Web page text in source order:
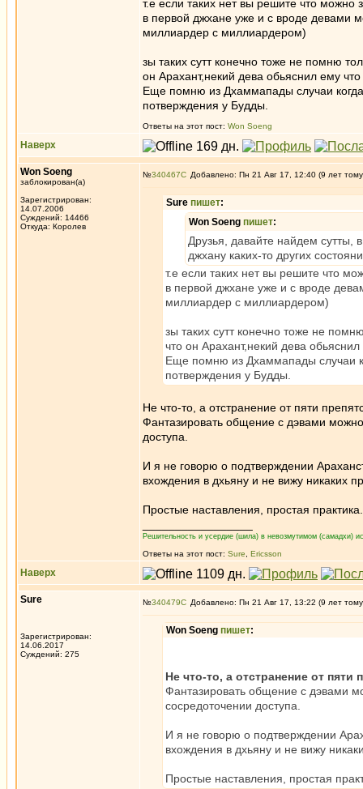
т.е если таких нет вы решите что можно
в первой джхане уже и с вроде девами
миллиардер с миллиардером)
зы таких сутт конечно тоже не помню
он Арахант,некий дева обьяснил ему что
Еще помню из Дхаммапады случаи
потверждения у Будды.
Ответы на этот пост: Won Soeng
Наверх
Won Soeng
заблокирован(а)
Зарегистрирован:
14.07.2006
Суждений: 14466
Откуда: Королев
№340467 Добавлено: Пн 21 Авг 17, 12:40 (9 лет
Sure пишет:
Won Soeng пишет:
Друзья, давайте найдем сутты,
джхану каких-то других
т.е если таких нет вы решите что
в первой джхане уже и с вроде
миллиардер с миллиардером)
зы таких сутт конечно тоже не
что он Арахант,некий дева обьяснил
Еще помню из Дхаммапады случаи
потверждения у Будды.
Не что-то, а отстранение от пяти
Фантазировать общение с дэвами
доступа.
И я не говорю о подтверждении
вхождения в дхьяну и не вижу никаких
Простые наставления, простая практика.
Решительность и усердие (шила) в невозмутимом (самадхи)
Ответы на этот пост: Sure Ericsson
Наверх
Sure
Зарегистрирован:
14.06.2017
Суждений: 275
№340479 Добавлено: Пн 21 Авг 17, 13:22 (9 лет
Won Soeng пишет:
Не что-то, а отстранение от
Фантазировать общение с дэвами
сосредоточении доступа.
И я не говорю о подтверждении
вхождения в дхьяну и не вижу
Простые наставления, простая